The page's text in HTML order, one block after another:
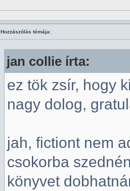
Hozzászólás témája:
jan collie írta:
ez tök zsír, hogy
nagy dolog,
jah, fictiont nem
csokorba
könyvet